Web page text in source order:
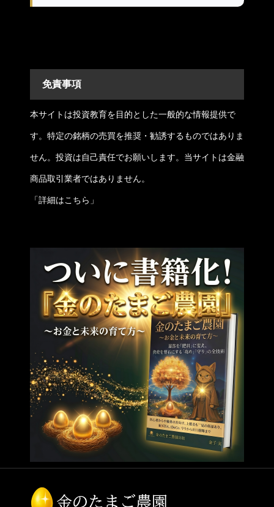
免責事項
本サイトは投資教育を目的とした一般的な情報提供で
す。特定の銘柄の売買を推奨・勧誘するものではありま
せん。投資は自己責任でお願いします。当サイトは金融
商品取引業者ではありません。
「詳細はこちら 」